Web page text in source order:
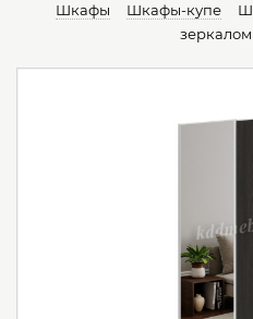
Шкафы Шкафы-купе